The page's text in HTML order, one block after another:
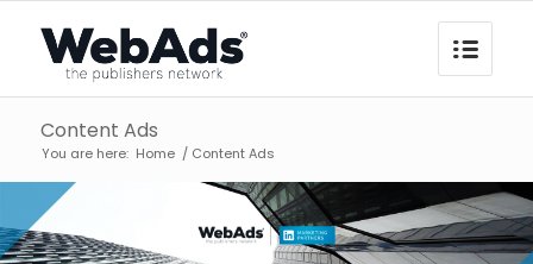
Content Ads
You are here: Home / Content Ads